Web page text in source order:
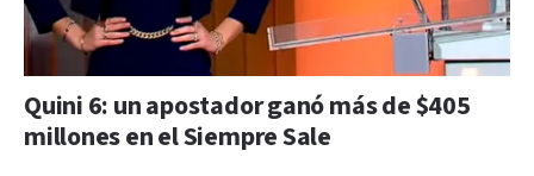
Quini 6: un apostador ganó más de $405
millones en el Siempre Sale